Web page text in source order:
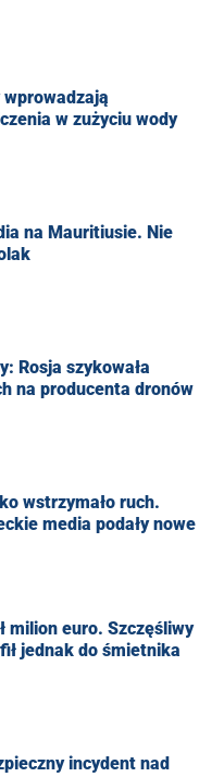
wprowadzają
w zużyciu wody
na Mauritiusie. Nie
Rosja szykowała
na producenta dronów
wstrzymało ruch.
media podały nowe
milion euro. Szczęśliwy
jednak do śmietnika
incydent nad